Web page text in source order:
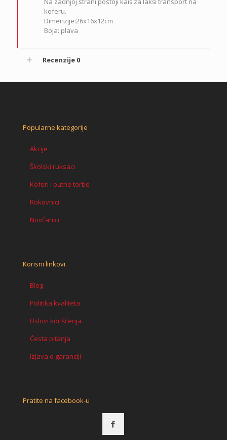
koferu.
Dimenzije:26x16x12cm
Boja: plava
Recenzije 0
Popularne kategorije
Akcije
Školski ruksaci
Koferi i putne torbe
Rokovnici
Novčanici
Korisni linkovi
Blog
Politika kvaliteta
Uslovi korišćenja
Česta pitanja
Izjava o garanciji
Pratite na facebook-u